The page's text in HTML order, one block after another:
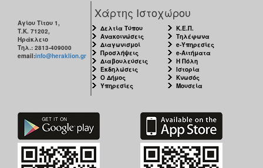
Αγίου Τίτου 1,
Τ.Κ. 71202,
Ηράκλειο
Τηλ.: 2813-409000
email:info@heraklion.gr
Χάρτης Ιστοχώρου
Δελτία Τύπου
Ανακοινώσεις
Διαγωνισμοί
Προσλήψεις
Διαβουλεύσεις
Εκδηλώσεις
Ο Δήμος
Υπηρεσίες
Κ.Ε.Π.
Τηλέφωνα
e-Υπηρεσίες
e-Αιτήματα
Η Πόλη
Ιστορία
Κνωσός
Μουσεία